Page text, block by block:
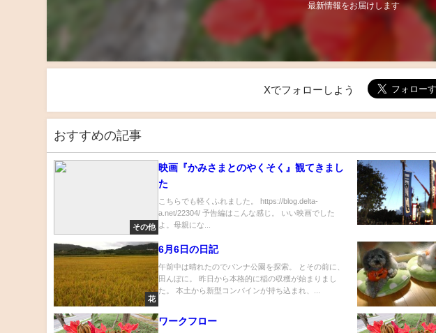
最新情報をお届けします
Xでフォローしよう
おすすめの記事
その他
映画『かみさまとのやくそく』観てきまし
た
こちらでも軽くふれました。 https://blog.delta-
a.net/22304/ 予告編はこんな感じ。 いい映画でした
よ。母親にな...
花
6月6日の日記
午前中は晴れたのでバンナ公園を探索。 とその前に、
田んぼに。 昨日から本格的に稲の収穫が始まりまし
た。 本土から新型コンバインが持ち込まれ、...
ワークフロー